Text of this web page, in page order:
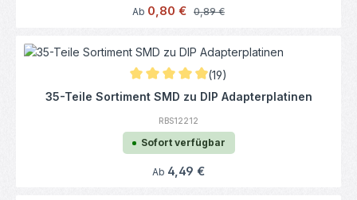
Verkaufspreis:
Ab 0,80 € Regulärer Preis:
0,89 €
Durchschnittliche Bewertung von 4.92 von
(19)
35-Teile Sortiment SMD zu DIP Adapterplatinen
RBS12212
Sofort verfügbar
Regulärer Preis:
Ab 4,49 €